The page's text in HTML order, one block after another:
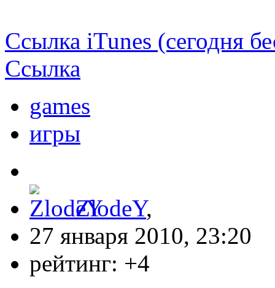
Ссылка iTunes (сегодня
Ссылка
games
игры
ZlodeY,
27 января 2010, 23:20
рейтинг: +4